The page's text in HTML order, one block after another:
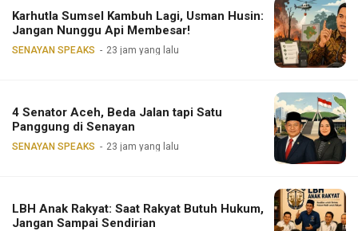
Karhutla Sumsel Kambuh Lagi, Usman Husin:
Jangan Nunggu Api Membesar!
SENAYAN SPEAKS 23 jam yang lalu
4 Senator Aceh, Beda Jalan tapi Satu
Panggung di Senayan
SENAYAN SPEAKS 23 jam yang lalu
LBH Anak Rakyat: Saat Rakyat Butuh Hukum,
Jangan Sampai Sendirian